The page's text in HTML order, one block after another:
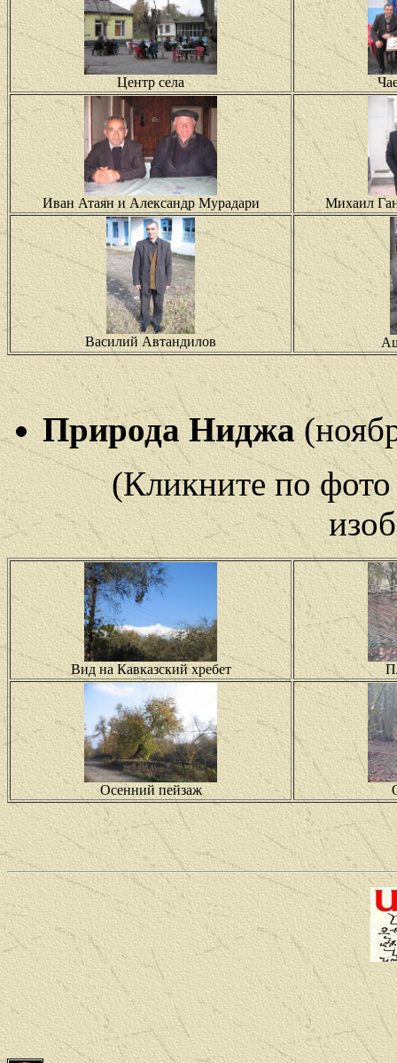
Центр села
Иван Атаян и Александр Мурадари Михаил
Василий Автандилов
Природа Ниджа
(Кликните по фото
Вид на Кавказский хребет
Осенний пейзаж